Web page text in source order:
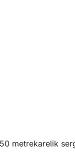
metrekarelik